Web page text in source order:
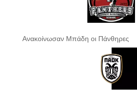
Ανακοίνωσαν Μπάδη οι Πάνθηρες